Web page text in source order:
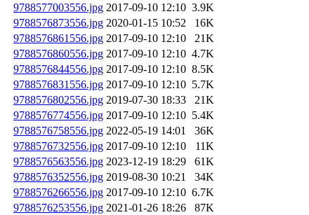
9788577003556.jpg 2017-09-10 12:10 3.9K
9788576873556.jpg 2020-01-15 10:52
16K
9788576861556.jpg 2017-09-10 12:10
21K
9788576860556.jpg 2017-09-10 12:10 4.7K
9788576844556.jpg 2017-09-10 12:10 8.5K
9788576831556.jpg 2017-09-10 12:10 5.7K
9788576802556.jpg 2019-07-30 18:33
21K
9788576774556.jpg 2017-09-10 12:10 5.4K
9788576758556.jpg 2022-05-19 14:01
36K
9788576732556.jpg 2017-09-10 12:10
11K
9788576563556.jpg 2023-12-19 18:29
61K
9788576352556.jpg 2019-08-30 10:21
34K
9788576266556.jpg 2017-09-10 12:10 6.7K
9788576253556.jpg 2021-01-26 18:26
87K